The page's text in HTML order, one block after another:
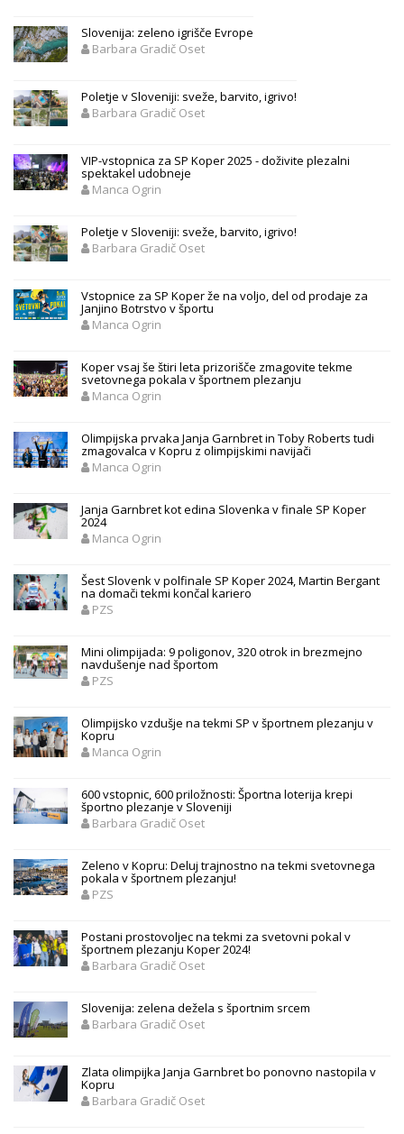
Slovenija: zeleno igrišče Evrope
Barbara Gradič Oset
Poletje v Sloveniji: sveže, barvito, igrivo!
Barbara Gradič Oset
VIP-vstopnica za SP Koper 2025 - doživite plezalni
spektakel udobneje
Manca Ogrin
Poletje v Sloveniji: sveže, barvito, igrivo!
Barbara Gradič Oset
Vstopnice za SP Koper že na voljo, del od prodaje za
Janjino Botrstvo v športu
Manca Ogrin
Koper vsaj še štiri leta prizorišče zmagovite tekme
svetovnega pokala v športnem plezanju
Manca Ogrin
Olimpijska prvaka Janja Garnbret in Toby Roberts tudi
zmagovalca v Kopru z olimpijskimi navijači
Manca Ogrin
Janja Garnbret kot edina Slovenka v finale SP Koper
2024
Manca Ogrin
Šest Slovenk v polfinale SP Koper 2024, Martin Bergant
na domači tekmi končal kariero
PZS
Mini olimpijada: 9 poligonov, 320 otrok in brezmejno
navdušenje nad športom
PZS
Olimpijsko vzdušje na tekmi SP v športnem plezanju v
Kopru
Manca Ogrin
600 vstopnic, 600 priložnosti: Športna loterija krepi
športno plezanje v Sloveniji
Barbara Gradič Oset
Zeleno v Kopru: Deluj trajnostno na tekmi svetovnega
pokala v športnem plezanju!
PZS
Postani prostovoljec na tekmi za svetovni pokal v
športnem plezanju Koper 2024!
Barbara Gradič Oset
Slovenija: zelena dežela s športnim srcem
Barbara Gradič Oset
Zlata olimpijka Janja Garnbret bo ponovno nastopila v
Kopru
Barbara Gradič Oset